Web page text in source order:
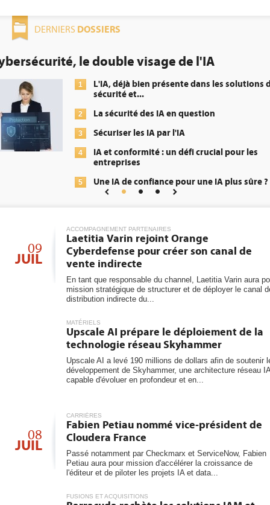
DERNIERS DOSSIERS
visage de l'IA
bien présente dans les solutions de
et...
des IA en question
les IA par l'IA
: un défi crucial pour les
de confiance pour une IA plus sûre ?
DEE:
4
09
JUIL
ACCOMPAGNEMENT PARTENAIRES
Laetitia Varin rejoint Orange
Cyberdefense pour créer son canal de
vente indirecte
En tant que responsable du channel, Laetitia Varin aura
mission stratégique de structurer et de déployer le canal
distribution indirecte du...
MATÉRIELS
Upscale AI prépare le déploiement de la
technologie réseau Skyhammer
Upscale AI a levé 190 millions de dollars afin de soutenir
développement de Skyhammer, une architecture réseau IA
capable d'évoluer en profondeur et en...
08
JUIL
CARRIÈRES
Fabien Petiau nommé vice-président de
Cloudera France
Passé notamment par Checkmarx et ServiceNow, Fabien
Petiau aura pour mission d'accélérer la croissance de
l'éditeur et de piloter les projets IA et data...
FUSIONS ET ACQUISITIONS